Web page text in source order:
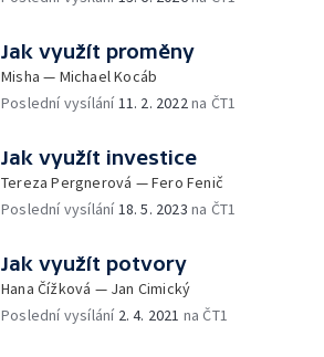
Jak využít proměny
Misha — Michael Kocáb
Poslední vysílání11. 2. 2022na ČT1
Jak využít investice
Tereza Pergnerová — Fero Fenič
Poslední vysílání18. 5. 2023 na ČT1
Jak využít potvory
Hana Čížková — Jan Cimický
Poslední vysílání 2. 4. 2021 na ČT1